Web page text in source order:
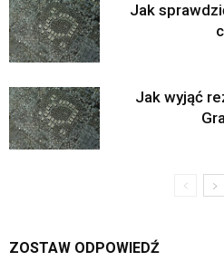
Jak
Jak wyjąć
ZOSTAW ODPOWIEDŹ